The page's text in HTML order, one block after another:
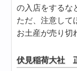
の入店をするな
ただ、注意して
お土産が売り切
伏見稲荷大社